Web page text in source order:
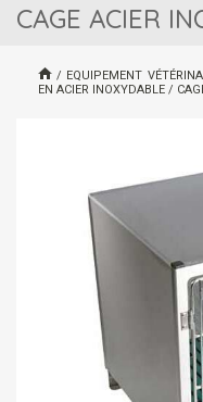
CAGE ACIER
/ EQUIPEMENT
EN ACIER INOXYDABLE /